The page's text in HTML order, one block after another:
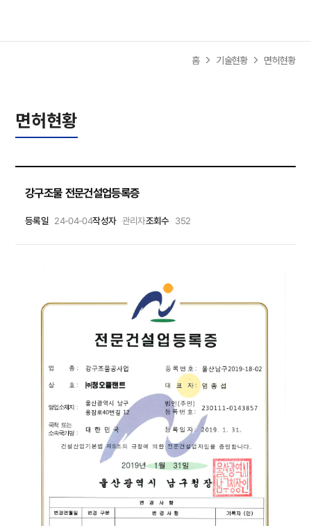
홈 기술현황 면허현황
면허현황
강구조물 전문건설업등록증
등록일 24-04-04작성자 관리자조회수 352